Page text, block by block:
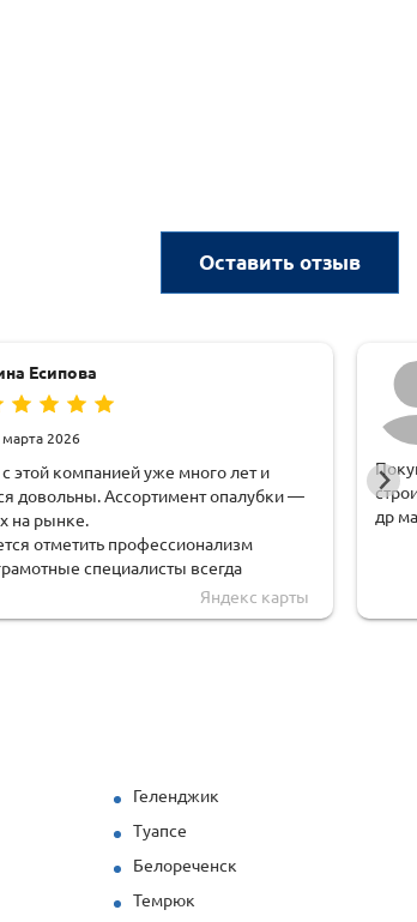
Оставить отзыв
Есипова
марта 2026
этой компанией уже много лет и
довольны. Ассортимент опалубки —
на рынке.
отметить профессионализм
специалисты всегда
подскажут оптимальные
на всех этапах.
подход к каждому клиенту.
кто ценит надёжность, качество и
Яндекс карты
др
Геленджик
Туапсе
Белореченск
Темрюк